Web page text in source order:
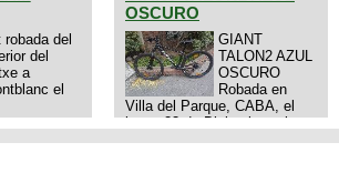
robada del
del
a
el
OSCURO
GIANT
TALON2 AZUL
OSCURO
Robada en
Villa del Parque, CABA, el
lunes 23 de Diciembre a las